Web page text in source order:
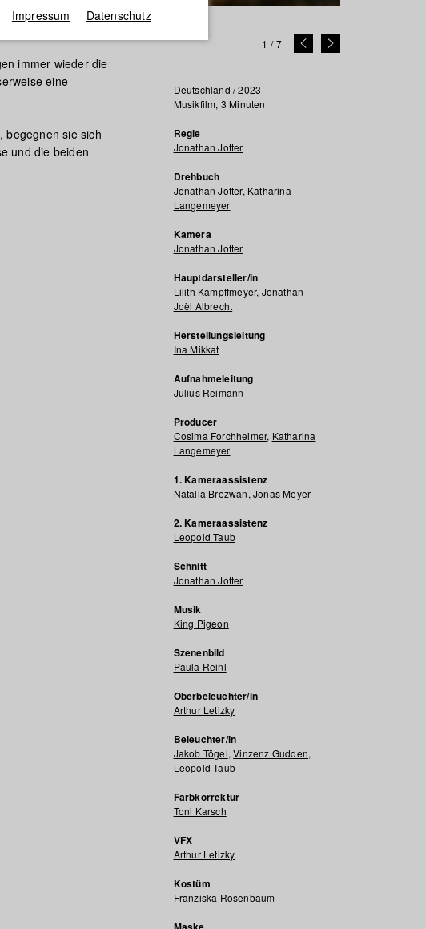
1 /7
immer wieder die
eine
begegnen sie sich
und die beiden
Deutschland / 2023
Musikfilm, 3 Minuten
Regie
Jonathan Jotter
Drehbuch
Jonathan Jotter, Katharina
Langemeyer
Kamera
Jonathan Jotter
Hauptdarsteller/in
Lilith Kampffmeyer, Jonathan
Joèl Albrecht
Herstellungsleitung
Ina Mikkat
Aufnahmeleitung
Julius Reimann
Producer
Cosima Forchheimer, Katharina
Langemeyer
1. Kameraassistenz
Natalia Brezwan, Jonas Meyer
2. Kameraassistenz
Leopold Taub
Schnitt
Jonathan Jotter
Musik
King Pigeon
Szenenbild
Paula Reinl
Oberbeleuchter/in
Arthur Letizky
Beleuchter/in
Jakob Tögel,Vinzenz Gudden,
Leopold Taub
Farbkorrektur
Toni Karsch
VFX
Arthur Letizky
Kostüm
Franziska Rosenbaum
Impressum Datenschutz